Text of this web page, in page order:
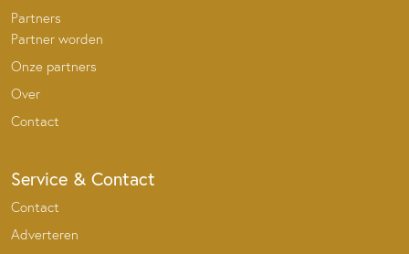
Partners
Partner worden
Onze partners
Over
Contact
Service & Contact
Contact
Adverteren